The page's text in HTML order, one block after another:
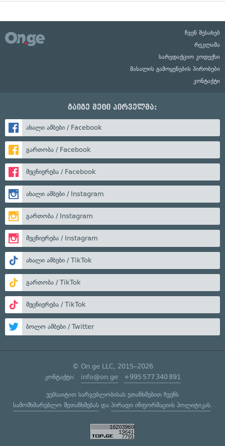
ჩვენ შესახებ
რეკლამა
სარედაქციო კოდექსი
მასალის გამოყენების პირობები
კონტაქტი
გაიგე მეტი პირველმა:
ახალი ამბები / Facebook
გართობა / Facebook
მეცნიერება / Facebook
ახალი ამბები / Instagram
გართობა / Instagram
მეცნიერება / Instagram
ახალი ამბები / TikTok
გართობა / TikTok
მეცნიერება / TikTok
ბოლო ამბები / Twitter
© On.ge LLC, 2015–2026
კონტაქტი: info@on.ge +995 577 340 891
ვებსაიტით სარგებლობისას ეთანხმებით ჩვენს
სამომხმარებლო შეთანხმებასდა პირადი ინფორმაციის პოლიტიკას.